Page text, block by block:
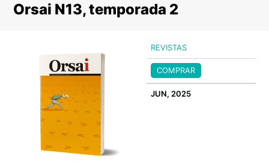
Orsai N13, temporada 2
REVISTAS
COMPRAR
JUN, 2025